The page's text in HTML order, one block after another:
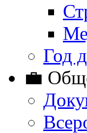
Год
💼